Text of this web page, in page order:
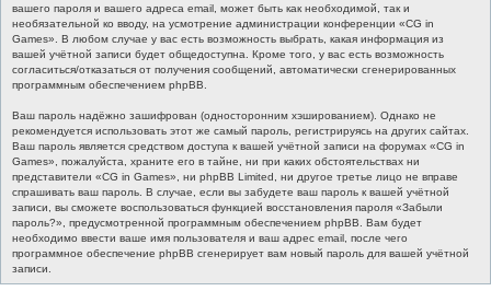
вашего пароля и вашего адреса email, может быть как необходимой, так и
необязательной ко вводу, на усмотрение администрации конференции «CG in
Games». В любом случае у вас есть возможность выбрать, какая информация из
вашей учётной записи будет общедоступна. Кроме того, у вас есть возможность
согласиться/отказаться от получения сообщений, автоматически сгенерированных
программным обеспечением phpBB.
Ваш пароль надёжно зашифрован (односторонним хэшированием). Однако не
рекомендуется использовать этот же самый пароль, регистрируясь на других сайтах.
Ваш пароль является средством доступа к вашей учётной записи на форумах «CG in
Games», пожалуйста, храните его в тайне, ни при каких обстоятельствах ни
представители «CG in Games», ни phpBB Limited, ни другое третье лицо не вправе
спрашивать ваш пароль. В случае, если вы забудете ваш пароль к вашей учётной
записи, вы сможете воспользоваться функцией восстановления пароля «Забыли
пароль?», предусмотренной программным обеспечением phpBB. Вам будет
необходимо ввести ваше имя пользователя и ваш адрес email, после чего
программное обеспечение phpBB сгенерирует вам новый пароль для вашей учётной
записи.